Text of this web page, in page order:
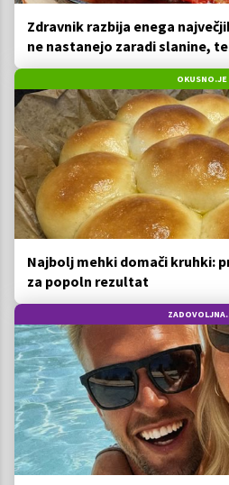
Zdravnik razbija enega
ne nastanejo zaradi slanine,
ga imamo vsi radi
OKUSNO.JE
Najbolj mehki domači kruhki:
za popoln rezultat